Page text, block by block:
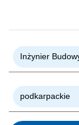
Inżynier
podkarpackie